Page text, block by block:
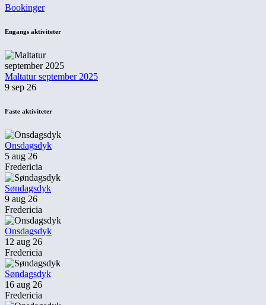
Bookinger
Engangs aktiviteter
Maltatur september 2025
9 sep 26
Faste aktiviteter
Onsdagsdyk
5 aug 26
Fredericia
Søndagsdyk
9 aug 26
Fredericia
Onsdagsdyk
12 aug 26
Fredericia
Søndagsdyk
16 aug 26
Fredericia